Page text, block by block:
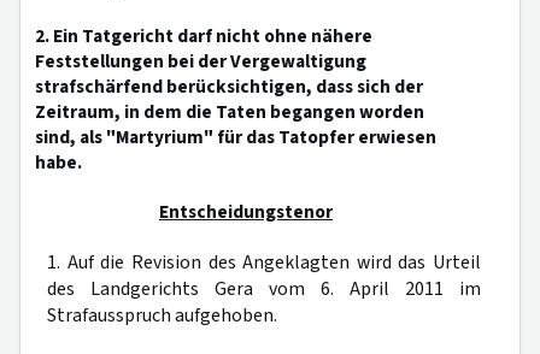
2. Ein Tatgericht darf nicht ohne nähere
Feststellungen bei der Vergewaltigung
strafschärfend berücksichtigen, dass sich der
Zeitraum, in dem die Taten begangen worden
sind, als "Martyrium" für das Tatopfer erwiesen
habe.
Entscheidungstenor
1. Auf die Revision des Angeklagten wird das Urteil
des Landgerichts Gera vom 6. April 2011 im
Strafausspruch aufgehoben.